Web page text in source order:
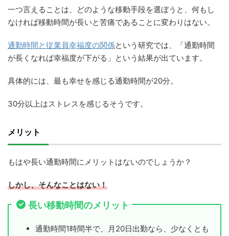
一つ言えることは、どのような移動手段を選ぼうと、何もし
なければ移動時間が長いと苦痛であることに変わりはない。
通勤時間と従業員幸福度の関係という研究では、「通勤時間
が長くなれば幸福度が下がる」という結果が出ています。
具体的には、最も幸せを感じる通勤時間が20分。
30分以上はストレスを感じるそうです。
メリット
もはや長い通勤時間にメリットはないのでしょうか？
しかし、そんなことはない！
長い移動時間のメリット
通勤時間1時間半で、月20日出勤なら、少なくとも